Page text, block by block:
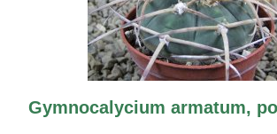
Gymnocalycium armatum,